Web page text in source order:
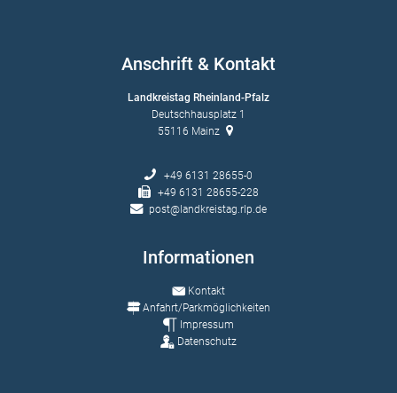
Anschrift & Kontakt
Landkreistag Rheinland-Pfalz
Deutschhausplatz 1
55116 Mainz
+49 6131 28655-0
+49 6131 28655-228
post@landkreistag.rlp.de
Informationen
Kontakt
Anfahrt/Parkmöglichkeiten
Impressum
Datenschutz